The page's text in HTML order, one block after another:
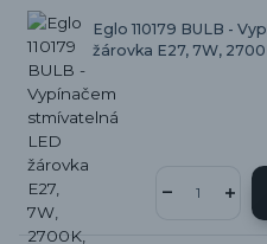
Eglo 110179 BULB -
žárovka E27, 7W,